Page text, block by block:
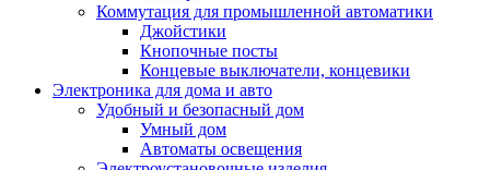
Коммутация для промышленной автоматики
Джойстики
Кнопочные посты
Концевые выключатели, концевики
Электроника для дома и авто
Удобный и безопасный дом
Умный дом
Автоматы освещения